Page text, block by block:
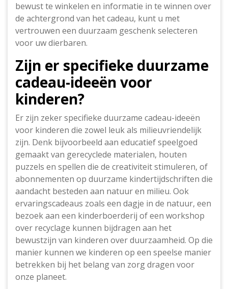
bewust te winkelen en informatie in te winnen over
de achtergrond van het cadeau, kunt u met
vertrouwen een duurzaam geschenk selecteren
voor uw dierbaren.
Zijn er specifieke duurzame
cadeau-ideeën voor
kinderen?
Er zijn zeker specifieke duurzame cadeau-ideeën
voor kinderen die zowel leuk als milieuvriendelijk
zijn. Denk bijvoorbeeld aan educatief speelgoed
gemaakt van gerecyclede materialen, houten
puzzels en spellen die de creativiteit stimuleren, of
abonnementen op duurzame kindertijdschriften die
aandacht besteden aan natuur en milieu. Ook
ervaringscadeaus zoals een dagje in de natuur, een
bezoek aan een kinderboerderij of een workshop
over recyclage kunnen bijdragen aan het
bewustzijn van kinderen over duurzaamheid. Op die
manier kunnen we kinderen op een speelse manier
betrekken bij het belang van zorg dragen voor
onze planeet.